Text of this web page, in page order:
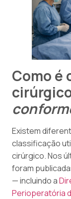
Como é
Existem
classificação
cirúrgico. Nos
foram
— incluindo a
Perioperatória